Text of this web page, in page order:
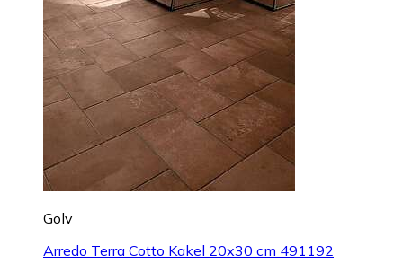
Golv
Arredo Terra Cotto Kakel 20x30 cm 491192